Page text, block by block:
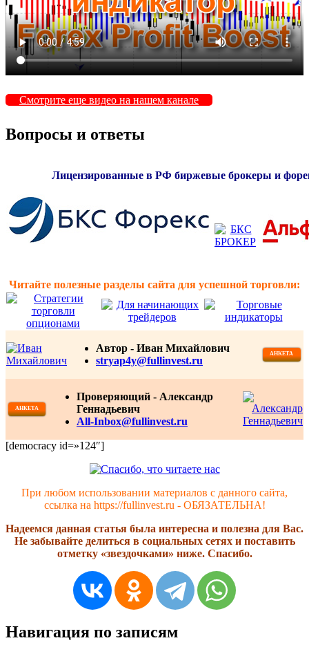
Смотрите еще видео на нашем канале
Вопросы и ответы
Лицензированные в РФ биржевые брокеры и
Читайте полезные разделы сайта для успешной торговли:
Автор - Иван Михайлович
stryap4y@fullinvest.ru
АНКЕТА
АНКЕТА
Проверяющий - Александр
Геннадьевич
All-Inbox@fullinvest.ru
[democracy id=»124″]
При любом использовании материалов с данного сайта,
ссылка на https://fullinvest.ru - ОБЯЗАТЕЛЬНА!
Надеемся данная статья была интересна и полезна для Вас.
Не забывайте делиться в социальных сетях и поставить
отметку «звездочками» ниже. Спасибо.
Навигация по записям